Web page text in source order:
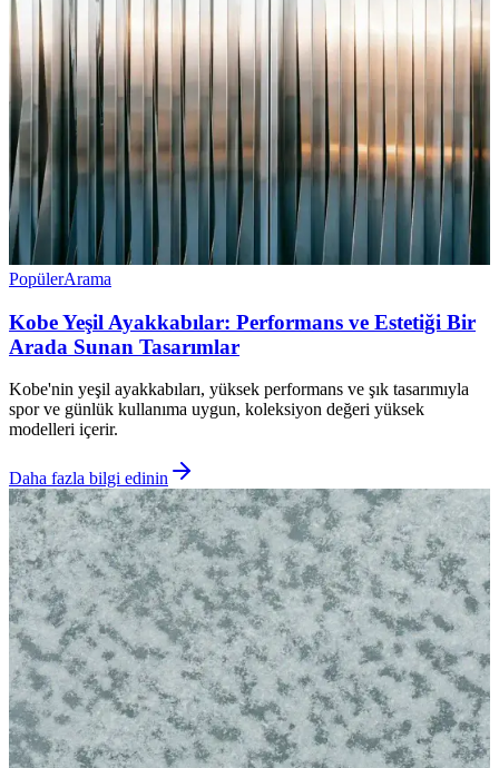
PopülerArama
Kobe Yeşil Ayakkabılar: Performans ve Estetiği Bir
Arada Sunan Tasarımlar
Kobe'nin yeşil ayakkabıları, yüksek performans ve şık tasarımıyla
spor ve günlük kullanıma uygun, koleksiyon değeri yüksek
modelleri içerir.
Daha fazla bilgi edinin